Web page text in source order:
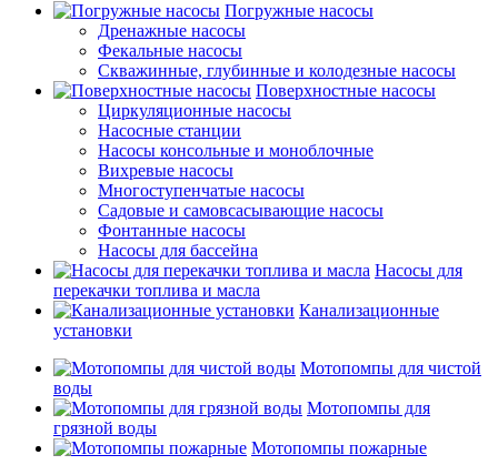
Погружные насосы
Дренажные насосы
Фекальные насосы
Скважинные, глубинные и колодезные насосы
Поверхностные насосы
Циркуляционные насосы
Насосные станции
Насосы консольные и моноблочные
Вихревые насосы
Многоступенчатые насосы
Садовые и самовсасывающие насосы
Фонтанные насосы
Насосы для бассейна
Насосы для
перекачки топлива и масла
Канализационные
установки
Мотопомпы для чистой
воды
Мотопомпы для
грязной воды
Мотопомпы пожарные